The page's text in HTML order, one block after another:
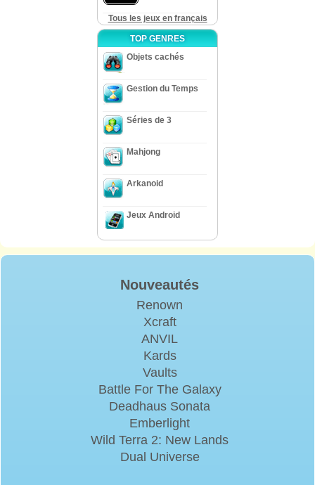
Tous les jeux en français
TOP GENRES
Objets cachés
Gestion du Temps
Séries de 3
Mahjong
Arkanoid
Jeux Android
Nouveautés
Renown
Xcraft
ANVIL
Kards
Vaults
Battle For The Galaxy
Deadhaus Sonata
Emberlight
Wild Terra 2: New Lands
Dual Universe